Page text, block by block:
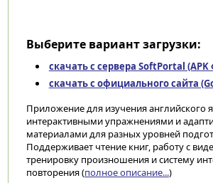
Выберите вариант загрузки:
скачать с сервера SoftPortal
скачать с официального сайта
Приложение для изучения английского
интерактивными упражнениями и
материалами для разных уровней
Поддерживает чтение книг, работу с
тренировку произношения и систему
повторения (полное описание...)